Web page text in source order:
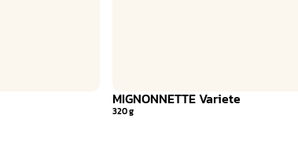
MIGNONNETTE Variete
320 g